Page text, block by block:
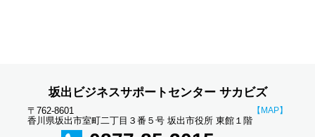
坂出ビジネスサポートセンター サカビズ
〒762-8601
香川県坂出市室町二丁目３番５号 坂出市役所 東館１階
【MAP】